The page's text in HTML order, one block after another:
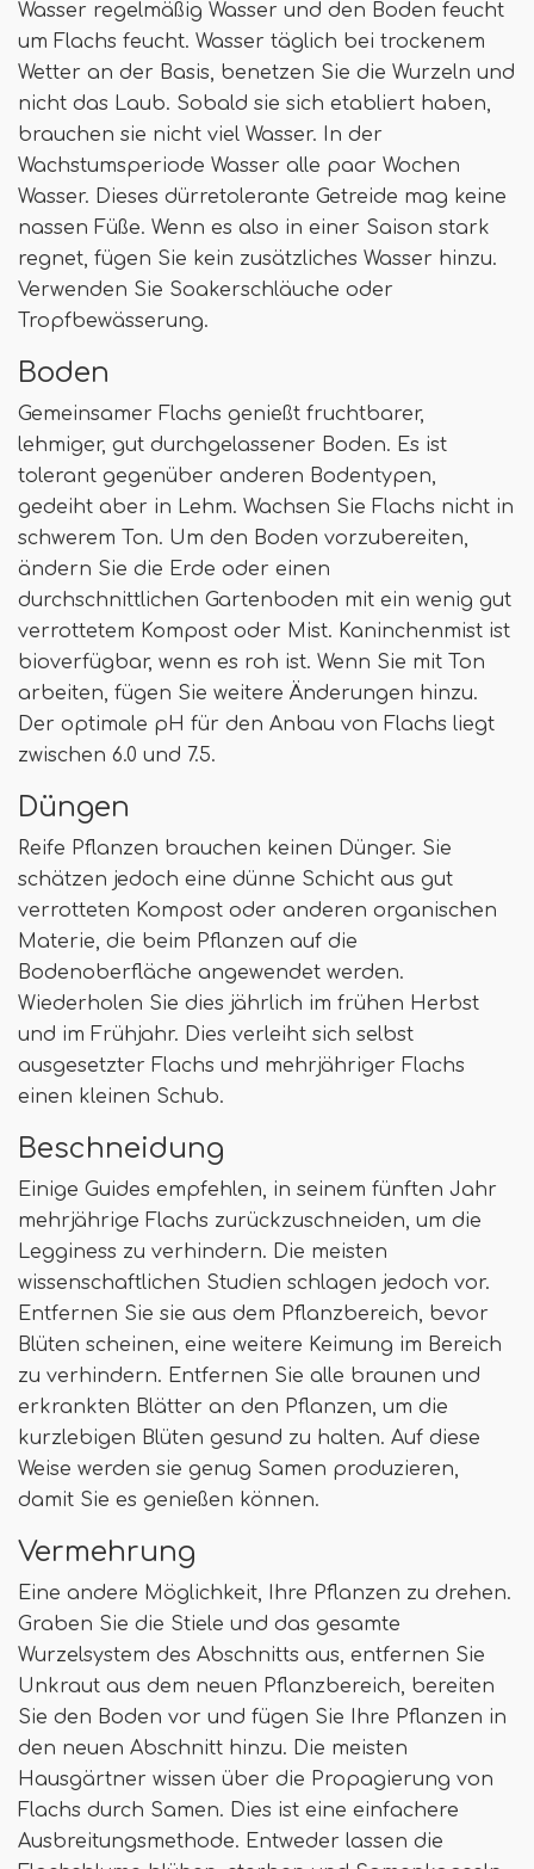
Wasser regelmäßig Wasser und den Boden feucht
um Flachs feucht. Wasser täglich bei trockenem
Wetter an der Basis, benetzen Sie die Wurzeln und
nicht das Laub. Sobald sie sich etabliert haben,
brauchen sie nicht viel Wasser. In der
Wachstumsperiode Wasser alle paar Wochen
Wasser. Dieses dürretolerante Getreide mag keine
nassen Füße. Wenn es also in einer Saison stark
regnet, fügen Sie kein zusätzliches Wasser hinzu.
Verwenden Sie Soakerschläuche oder
Tropfbewässerung.
Boden
Gemeinsamer Flachs genießt fruchtbarer,
lehmiger, gut durchgelassener Boden. Es ist
tolerant gegenüber anderen Bodentypen,
gedeiht aber in Lehm. Wachsen Sie Flachs nicht in
schwerem Ton. Um den Boden vorzubereiten,
ändern Sie die Erde oder einen
durchschnittlichen Gartenboden mit ein wenig gut
verrottetem Kompost oder Mist. Kaninchenmist ist
bioverfügbar, wenn es roh ist. Wenn Sie mit Ton
arbeiten, fügen Sie weitere Änderungen hinzu.
Der optimale pH für den Anbau von Flachs liegt
zwischen 6.0 und 7.5.
Düngen
Reife Pflanzen brauchen keinen Dünger. Sie
schätzen jedoch eine dünne Schicht aus gut
verrotteten Kompost oder anderen organischen
Materie, die beim Pflanzen auf die
Bodenoberfläche angewendet werden.
Wiederholen Sie dies jährlich im frühen Herbst
und im Frühjahr. Dies verleiht sich selbst
ausgesetzter Flachs und mehrjähriger Flachs
einen kleinen Schub.
Beschneidung
Einige Guides empfehlen, in seinem fünften Jahr
mehrjährige Flachs zurückzuschneiden, um die
Legginess zu verhindern. Die meisten
wissenschaftlichen Studien schlagen jedoch vor.
Entfernen Sie sie aus dem Pflanzbereich, bevor
Blüten scheinen, eine weitere Keimung im Bereich
zu verhindern. Entfernen Sie alle braunen und
erkrankten Blätter an den Pflanzen, um die
kurzlebigen Blüten gesund zu halten. Auf diese
Weise werden sie genug Samen produzieren,
damit Sie es genießen können.
Vermehrung
Eine andere Möglichkeit, Ihre Pflanzen zu drehen.
Graben Sie die Stiele und das gesamte
Wurzelsystem des Abschnitts aus, entfernen Sie
Unkraut aus dem neuen Pflanzbereich, bereiten
Sie den Boden vor und fügen Sie Ihre Pflanzen in
den neuen Abschnitt hinzu. Die meisten
Hausgärtner wissen über die Propagierung von
Flachs durch Samen. Dies ist eine einfachere
Ausbreitungsmethode. Entweder lassen die